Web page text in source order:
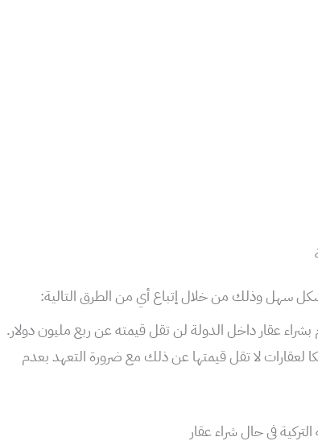
سهل وذلك من خلال إتباع أي من الطرق التالية:
عقار داخل الدولة لن تقل قيمته عن ربع مليون دولار.
لا تقل قيمتها عن ذلك مع ضرورة التعهد بعدم
في حال شراء عقار